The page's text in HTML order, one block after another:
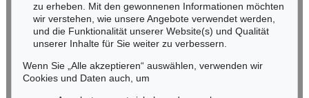
Auktion 342 - Lot 252
NORDDEUTSCHLAND
Nico Kassel, M.A.
Tel.: +49 (0)89 55244-164
Mobil: +49 (0)171 8618661
n.kassel@kettererkunst.de
zu erheben. Mit den gewonnenen Informationen möchten
wir verstehen, wie unsere Angebote verwendet werden,
und die Funktionalität unserer Website(s) und Qualität
unserer Inhalte für Sie weiter zu verbessern.
Wenn Sie „Alle akzeptieren“ auswählen, verwenden wir
Cookies und Daten auch, um